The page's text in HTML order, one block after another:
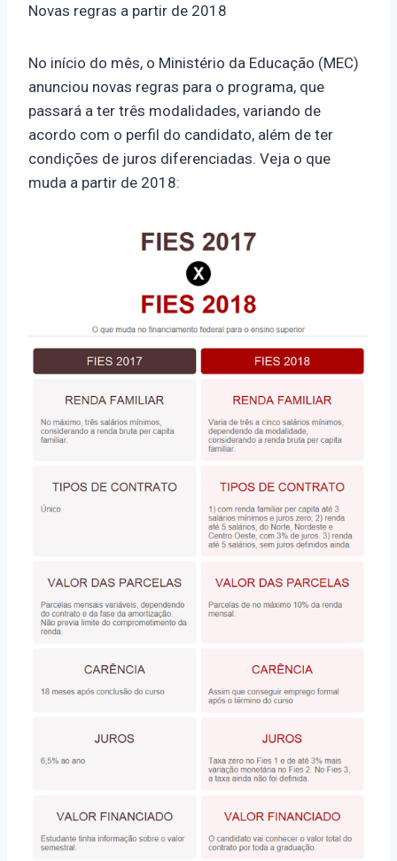
Novas regras a partir de 2018
No início do mês, o Ministério da Educação (MEC)
anunciou novas regras para o programa, que
passará a ter três modalidades, variando de
acordo com o perfil do candidato, além de ter
condições de juros diferenciadas. Veja o que
muda a partir de 2018: